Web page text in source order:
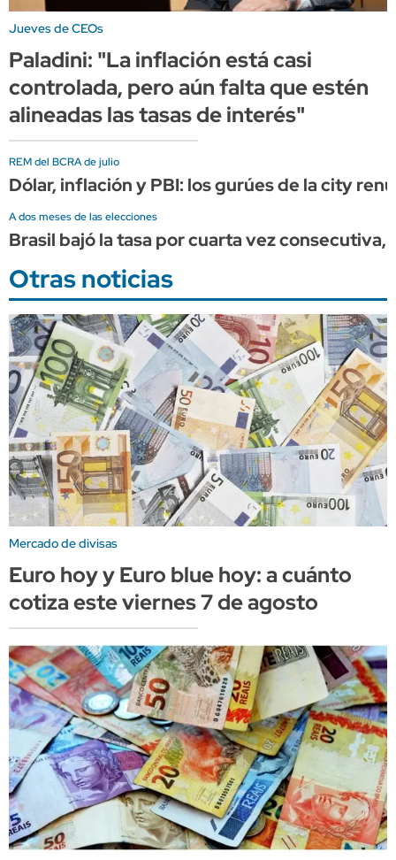
Jueves de CEOs
Paladini: "La inflación está casi
controlada, pero aún falta que estén
alineadas las tasas de interés"
REM del BCRA de julio
Dólar, inflación y PBI: los gurúes de la city
A dos meses de las elecciones
Brasil bajó la tasa por cuarta vez
Otras noticias
Mercado de divisas
Euro hoy y Euro blue hoy: a cuánto
cotiza este viernes 7 de agosto